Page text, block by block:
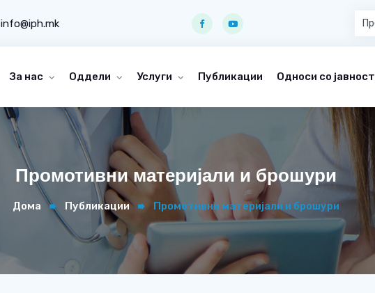
info@iph.mk
За нас Оддели Услуги Публикации Односи со јавност
Промотивни материјали и брошури
Дома Публикации Промотивни материјали и брошури